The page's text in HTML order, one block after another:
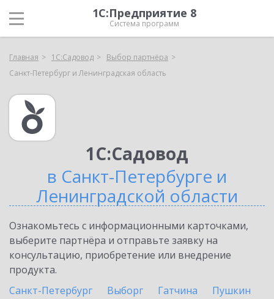
1С:Предприятие 8
Система программ
Главная 1С:Садовод
Выбор партнёра
Санкт-Петербург и Ленинградская область
1С:Садовод
в Санкт-Петербурге и
Ленинградской области
Ознакомьтесь с информационными карточками,
выберите партнёра и отправьте заявку на
консультацию, приобретение или внедрение
продукта.
Санкт-Петербург
Выборг Гатчина
Пушкин